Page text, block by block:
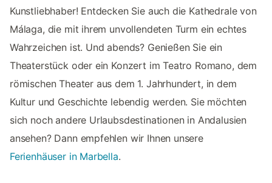
Kunstliebhaber! Entdecken Sie auch die Kathedrale von
Málaga, die mit ihrem unvollendeten Turm ein echtes
Wahrzeichen ist. Und abends? Genießen Sie ein
Theaterstück oder ein Konzert im Teatro Romano, dem
römischen Theater aus dem 1. Jahrhundert, in dem
Kultur und Geschichte lebendig werden. Sie möchten
sich noch andere Urlaubsdestinationen in Andalusien
ansehen? Dann empfehlen wir Ihnen unsere
Ferienhäuser in Marbella.